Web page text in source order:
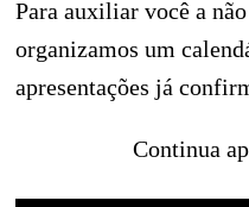
Para auxiliar você a
organizamos um
apresentações já
Continua